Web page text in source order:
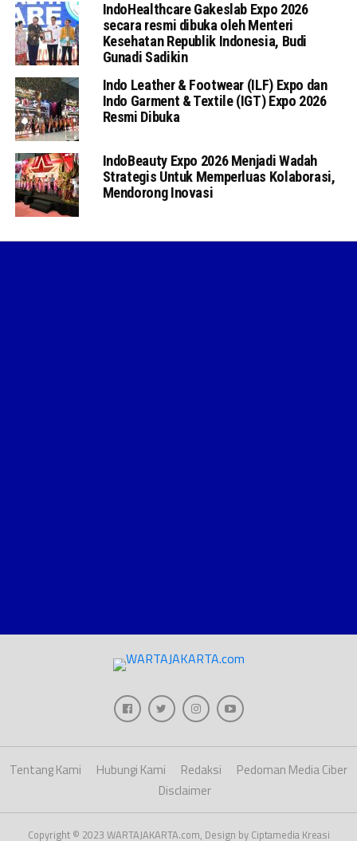
IndoHealthcare Gakeslab Expo 2026
secara resmi dibuka oleh Menteri
Kesehatan Republik Indonesia, Budi
Gunadi Sadikin
Indo Leather & Footwear (ILF) Expo dan
Indo Garment & Textile (IGT) Expo 2026
Resmi Dibuka
IndoBeauty Expo 2026 Menjadi Wadah
Strategis Untuk Memperluas Kolaborasi,
Mendorong Inovasi
Tentang Kami Hubungi Kami Redaksi
Pedoman Media Ciber
Disclaimer
Copyright © 2023 WARTAJAKARTA.com, Design by Ciptamedia Kreasi